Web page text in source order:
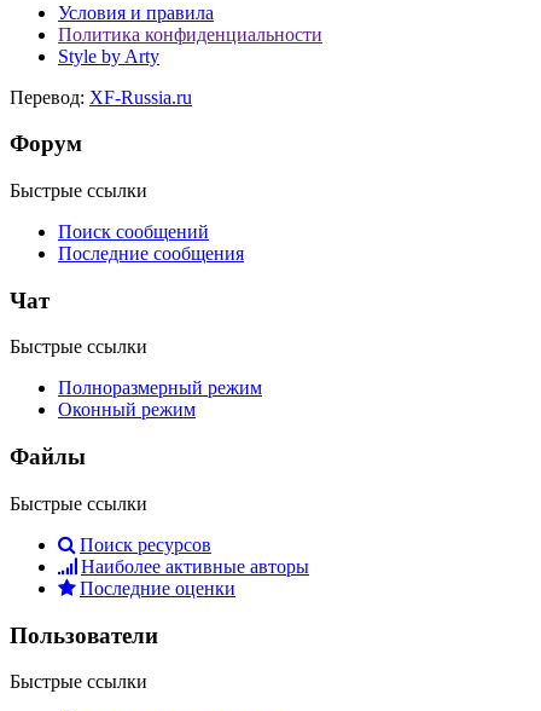
Условия и правила
Политика конфиденциальности
Style by Arty
Перевод: XF-Russia.ru
Форум
Быстрые ссылки
Поиск сообщений
Последние сообщения
Чат
Быстрые ссылки
Полноразмерный режим
Оконный режим
Файлы
Быстрые ссылки
Поиск ресурсов
Наиболее активные авторы
Последние оценки
Пользователи
Быстрые ссылки